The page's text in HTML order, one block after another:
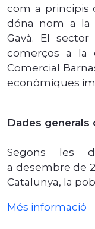
com a principis
dóna nom a la
Gavà. El
comerços a la
Comercial
econòmiques
Dades generals
Segons les
a desembre de
Catalunya, la
Més informació